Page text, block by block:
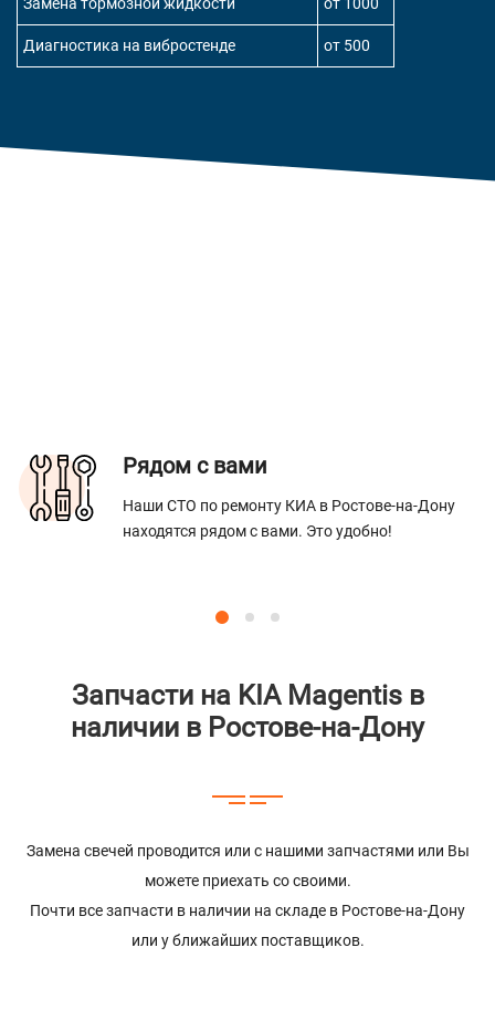
Замена тормозной жидкости от 1000
Диагностика на вибростенде от 500
Рядом с вами
Наши СТО по ремонту КИА в Ростове-на-Дону
находятся рядом с вами. Это удобно!
Запчасти на KIA Magentis в
наличии в Ростове-на-Дону
Замена свечей проводится или с нашими запчастями или Вы
можете приехать со своими.
Почти все запчасти в наличии на складе в Ростове-на-Дону
или у ближайших поставщиков.